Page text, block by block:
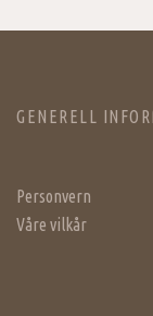
GENERELL
Personvern
Våre vilkår